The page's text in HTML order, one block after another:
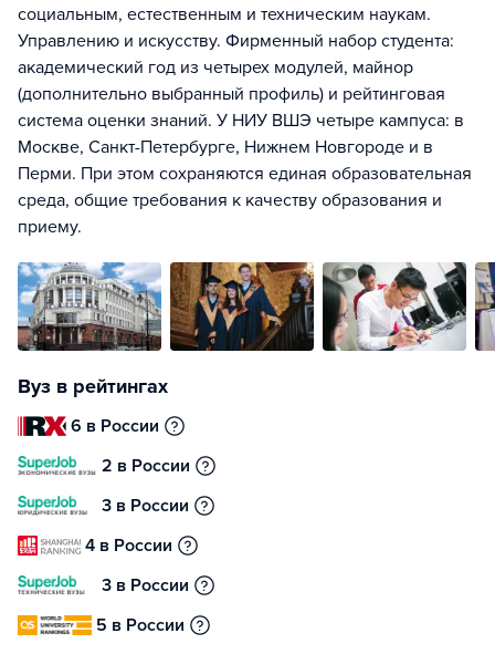
социальным, естественным и техническим наукам.
Управлению и искусству. Фирменный набор студента:
академический год из четырех модулей, майнор
(дополнительно выбранный профиль) и рейтинговая
система оценки знаний. У НИУ ВШЭ четыре кампуса: в
Москве, Санкт-Петербурге, Нижнем Новгороде и в
Перми. При этом сохраняются единая образовательная
среда, общие требования к качеству образования и
приему.
Вуз в рейтингах
6 в России
2 в России
3 в России
4 в России
3 в России
5 в России